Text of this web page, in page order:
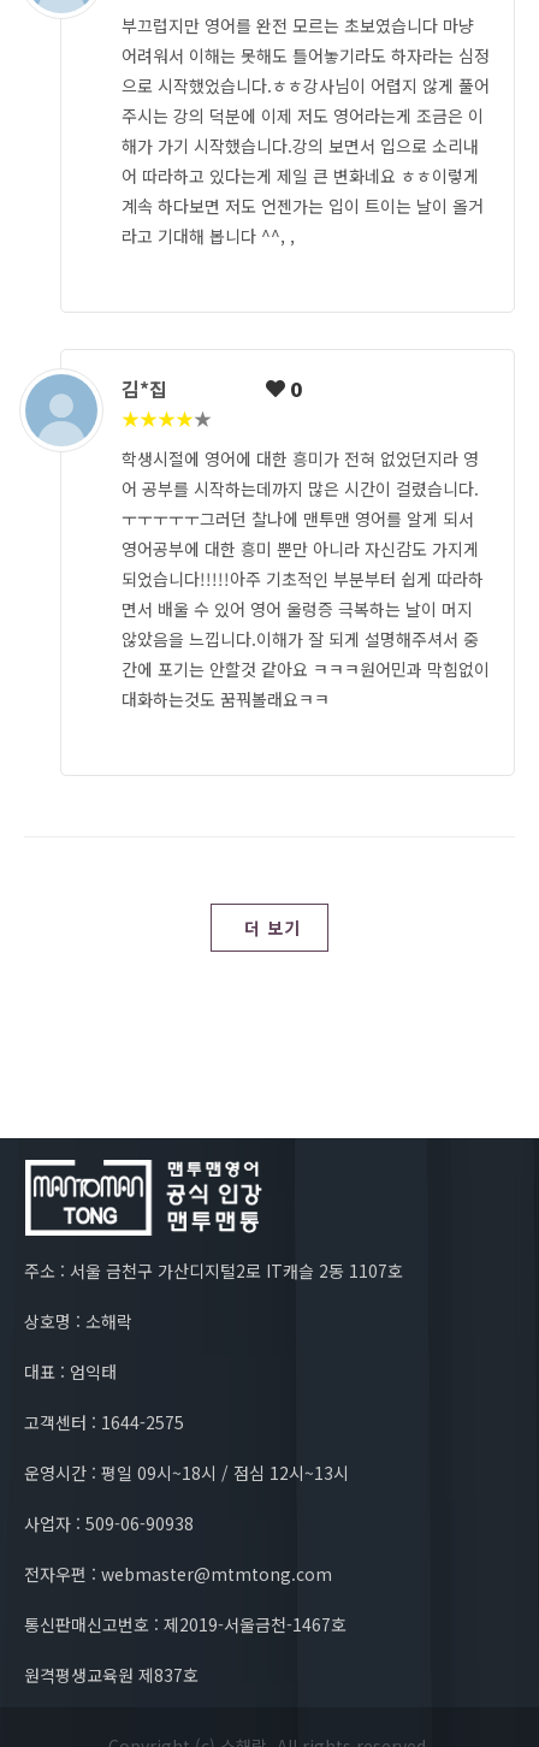
부끄럽지만 영어를 완전 모르는 초보였습니다 마냥
어려워서 이해는 못해도 틀어놓기라도 하자라는 심정
으로 시작했었습니다.ㅎㅎ강사님이 어렵지 않게 풀어
주시는 강의 덕분에 이제 저도 영어라는게 조금은 이
해가 가기 시작했습니다.강의 보면서 입으로 소리내
어 따라하고 있다는게 제일 큰 변화네요 ㅎㅎ이렇게
계속 하다보면 저도 언젠가는 입이 트이는 날이 올거
라고 기대해 봅니다 ^^, ,
김*집 0
★★★★★
학생시절에 영어에 대한 흥미가 전혀 없었던지라 영
어 공부를 시작하는데까지 많은 시간이 걸렸습니다.
ㅜㅜㅜㅜㅜ그러던 찰나에 맨투맨 영어를 알게 되서
영어공부에 대한 흥미 뿐만 아니라 자신감도 가지게
되었습니다!!!!!아주 기초적인 부분부터 쉽게 따라하
면서 배울 수 있어 영어 울렁증 극복하는 날이 머지
않았음을 느낍니다.이해가 잘 되게 설명해주셔서 중
간에 포기는 안할것 같아요 ㅋㅋㅋ원어민과 막힘없이
대화하는것도 꿈꿔볼래요ㅋㅋ
더 보기
주소 : 서울 금천구 가산디지털2로 IT캐슬 2동 1107호
상호명 : 소해락
대표 : 엄익태
고객센터 : 1644-2575
운영시간 : 평일 09시~18시 / 점심 12시~13시
사업자 : 509-06-90938
전자우편 : webmaster@mtmtong.com
통신판매신고번호 : 제2019-서울금천-1467호
원격평생교육원 제837호